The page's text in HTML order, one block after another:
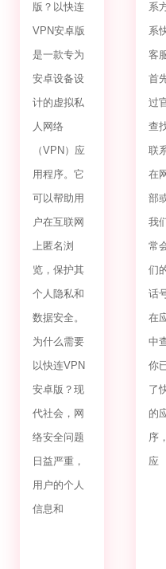
版？以快连
VPN安卓版
是一款专为
安卓设备设
计的虚拟私
人网络
（VPN）应
用程序。它
可以帮助用
户在互联网
上匿名浏
览，保护其
个人隐私和
数据安全。
为什么需要
以快连VPN
安卓版？现
代社会，网
络安全问题
日益严重，
用户的个人
信息和
系
系
客
首
过
查
联
在
部
我
常
们
话
在
中
你
了
的
序
应